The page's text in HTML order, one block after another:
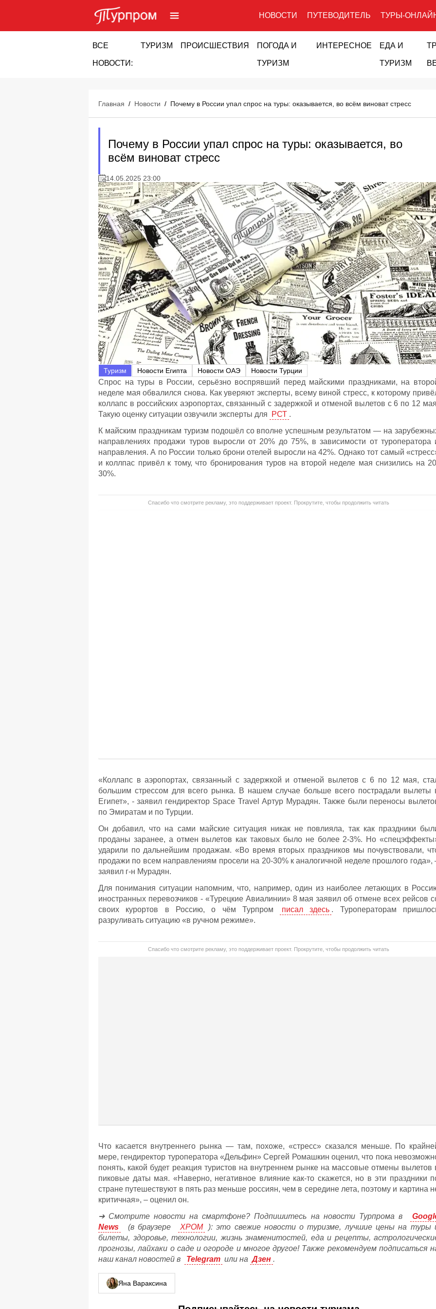
НОВОСТИ ПУТЕВОДИТЕЛЬ ТУРЫ-
ВСЕ
НОВОСТИ:
ТУРИЗМ ПРОИСШЕСТВИЯ ПОГОДА И
ТУРИЗМ
ИНТЕРЕСНОЕ ЕДА И
ТУРИЗМ
Главная / Новости / Почему в России упал спрос на туры: оказывается, во всём виноват стресс
Почему в России упал спрос на туры: оказывается, во
всём виноват стресс
14.05.2025 23:00
Туризм Новости Египта Новости ОАЭ Новости Турции
Спрос на туры в России, серьёзно воспрявший перед майскими праздниками, на
неделе мая обвалился снова. Как уверяют эксперты, всему виной стресс, к которому
коллапс в российских аэропортах, связанный с задержкой и отменой вылетов с 6 по 12
Такую оценку ситуации озвучили эксперты для
РСТ .
К майским праздникам туризм подошёл со вполне успешным результатом — на
направлениях продажи туров выросли от 20% до 75%, в зависимости от туроператора
направления. А по России только брони отелей выросли на 42%. Однако тот самый
и коллпас привёл к тому, что бронирования туров на второй неделе мая снизились на
30%.
Спасибо что смотрите рекламу, это поддерживает проект. Прокрутите, чтобы продолжить читать
«Коллапс в аэропортах, связанный с задержкой и отменой вылетов с 6 по 12 мая,
большим стрессом для всего рынка. В нашем случае больше всего пострадали вылеты
Египет», - заявил гендиректор Space Travel Артур Мурадян. Также были переносы
по Эмиратам и по Турции.
Он добавил, что на сами майские ситуация никак не повлияла, так как праздники
проданы заранее, а отмен вылетов как таковых было не более 2-3%. Но
ударили по дальнейшим продажам. «Во время вторых праздников мы почувствовали,
продажи по всем направлениям просели на 20-30% к аналогичной неделе прошлого года»,
заявил г-н Мурадян.
Для понимания ситуации напомним, что, например, один из наиболее летающих в
иностранных перевозчиков - «Турецкие Авиалинии» 8 мая заявил об отмене всех рейсов
своих курортов в Россию, о чём Турпром
писал здесь . Туроператорам
разруливать ситуацию «в ручном режиме».
Спасибо что смотрите рекламу, это поддерживает проект. Прокрутите, чтобы продолжить читать
Что касается внутреннего рынка — там, похоже, «стресс» сказался меньше. По
мере, гендиректор туроператора «Дельфин» Сергей Ромашкин оценил, что пока
понять, какой будет реакция туристов на внутреннем рынке на массовые отмены вылетов
пиковые даты мая. «Наверно, негативное влияние как-то скажется, но в эти праздники
стране путешествуют в пять раз меньше россиян, чем в середине лета, поэтому и картина
критичная», – оценил он.
➔ Смотрите новости на смартфоне? Подпишитесь на новости Турпрома в
News
(в браузере ХРОМ
): это свежие новости о туризме, лучшие цены на туры
билеты, здоровье, технологии, жизнь знаменитостей, еда и рецепты,
прогнозы, лайхаки о саде и огороде и многое другое! Также рекомендуем подписаться
наш канал новостей в
Telegram или на Дзен .
Яна Вараксина